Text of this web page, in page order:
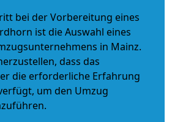
bei der Vorbereitung eines
ist die Auswahl eines
in Mainz.
dass das
die erforderliche Erfahrung
um den Umzug